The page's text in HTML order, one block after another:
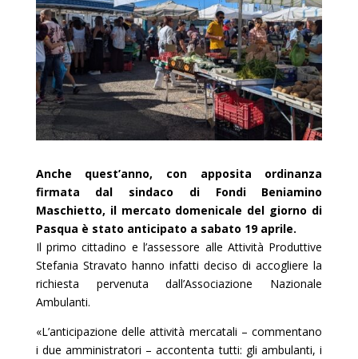
Anche quest’anno, con apposita ordinanza
firmata dal sindaco di Fondi Beniamino
Maschietto, il mercato domenicale del giorno di
Pasqua è stato anticipato a sabato 19 aprile.
Il primo cittadino e l’assessore alle Attività Produttive
Stefania Stravato hanno infatti deciso di accogliere la
richiesta pervenuta dall’Associazione Nazionale
Ambulanti.
«L’anticipazione delle attività mercatali – commentano
i due amministratori – accontenta tutti: gli ambulanti, i